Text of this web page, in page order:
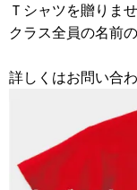
Ｔシャツを贈りま
クラス全員の名前
詳しくはお問い合わ